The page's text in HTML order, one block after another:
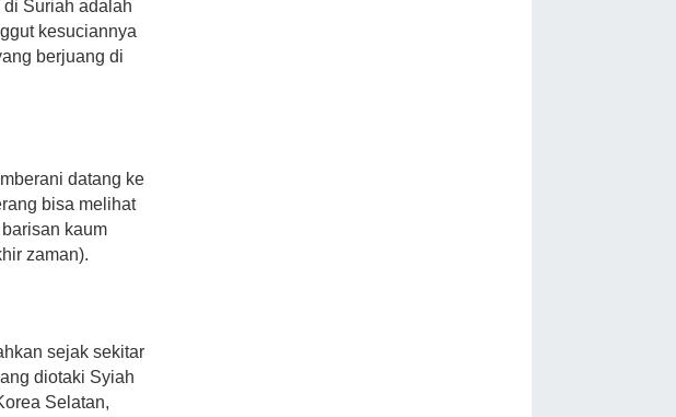
Suriah adalah
kesuciannya
berjuang di
datang ke
bisa melihat
kaum
zaman).
sejak sekitar
diotaki Syiah
Selatan,